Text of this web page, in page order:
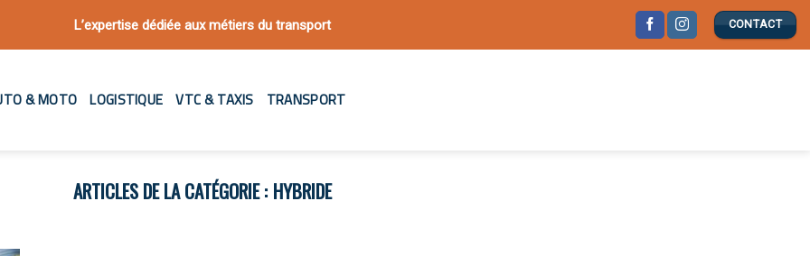
L’expertise dédiée aux métiers du transport CONTACT
& MOTO LOGISTIQUE VTC & TAXIS TRANSPORT
HYBRIDE